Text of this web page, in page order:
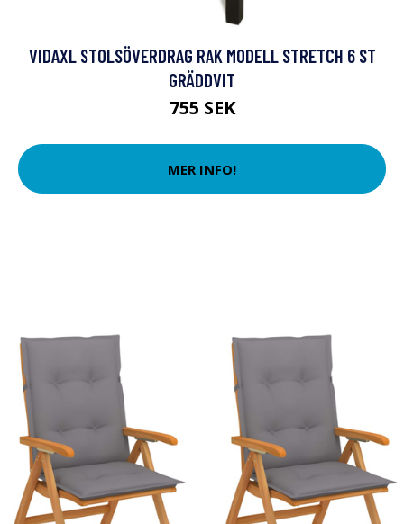
VIDAXL STOLSÖVERDRAG RAK MODELL STRETCH 6 ST
GRÄDDVIT
755 SEK
MER INFO!